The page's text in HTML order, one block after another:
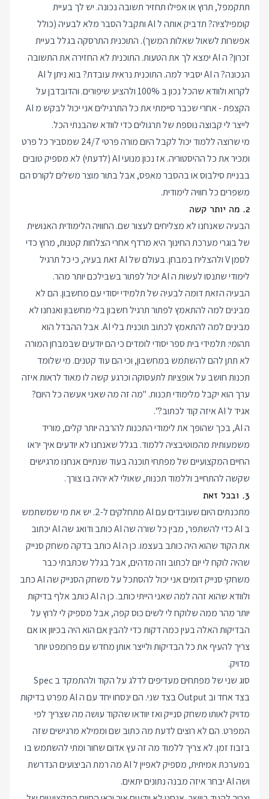
תתקמפל, תרוץ או אפילו תחזיר תשובה נכונה. יש לך בעיית
קומפילציה? תדביק אותה ל AI ותקבל הסבר מלא לבעיה (כולל
אפשרות לשאול שאלות המשך). התוכנית התרסקה בגלל בעיית
זכרון? ה AI ימצא לך את הטעות. התוכנית לא החזירה את התשובה
הנכונה? ה AI יסביר למה. התוכנית נראית עובדת? בוא ניתן ל AI
לקרוא ולוודא שהכל נכון ב 100% ולהציע שיפורים. והדובדבן על
הקצפת - אחרי שכבר סיימתי את כל התרגילים אני יכול לבקש מ AI
לייצר לי קבוצה נוספת של תרגולים כדי לוודא שהבנתי הכל.
מי שרוצה ללמוד יכול לקבל היום מורה פרטי 24/7 שמסביר כל פרט
ומכיר את כל ההיסטוריה. אז נכון מנועי AI (לדעתי) לא מספיק טובים
בבניית סילבוס או בהסבר מאפס, אבל בתור מוצר משלים לקורס הם
משפרים כל חוויה לימודית.
2. מה יותר קשה
הבעיה שאנחנו לא מצליחים לעצור שם. החוויה הלימודית האנושית
של בוגרי מערכת החינוך היא מרדף אחרי הצלחות קטנות, מרוץ כדי
לסמן V ולהצליח במבחן. בעולם של AI זאת בעיה, כי כל תרגיל
לימודי שתנסו לעשות ה AI יכול לפתור בשבילכם יותר מהר.
הבעיה הזאת דומה לבעיה של תלמידי יסודי עם מחשבון. הם לא
מבינים למה להתאמץ לפתור תרגיל חשבון בלי מחשבון ואנחנו לא
מבינים למה להתאמץ לכתוב תוכנית בלי AI. אבל ההבדל הוא
תהומי: תלמידי בית ספר יסודי לומדים כי הם יודעים שבמבחן המורה
לא תתן להם להשתמש במחשבון, וכי הם עוד קטנים. מי שלומד
תכנות חושב על אופציות לתעסוקה וכרגע קשה לו מאוד לראות איזה
ערך הוא יקבל מלימודי תכנות. "מה זה מה שאני אעשה כל היום?
אגיד ל AI איזה קוד לכתוב?".
ה AI, בכך שהופך את לימודי התכנות להרבה יותר קלים, מוריד
משמעותית מהמוטיבציה ללמוד. בגלל שאנחנו לא יודעים איך יראו
החיים המקצועיים של מפתחי תוכנה בעוד שנתיים אנחנו מרגישים
שקשה להתחייב וללמוד תכנות, שאולי לא יהיה בו צורך.
3. ובכל זאת
מתכנתים היום שעובדים עם AI מתחלקים ל-2. יש את מי שמשתמש
ב AI כדי להשתפר, מבין כל שורה שה AI כותב ודואג שה AI יכתוב
את הקוד שהוא היה כותב בעצמו. כן ה AI כותב בדקה משחק סנייק
שהיה לוקח לי יום לכתוב וזה מדהים, אבל בגלל שכתבתי כבר
משחקי סנייק דומים אני יכול להסתכל על משחק הסנייק שה AI כתב
ולוודא שהוא זהה למה שאני הייתי כותב. כן ה AI כותב אלף בדיקות
יותר מהר ממה שלוקח לי לשים כוס קפה, אבל מספיק לי לרוץ על
הבדיקות האלה בעין כמה דקות כדי להבין אם הוא היה בכיוון או אם
צריך להעיף את כל הבדיקות ולייצר אותן מחדש עם פרומפט יותר
מדויק.
סוג שני של מפתחים מעדיפים לדלג על הקוד ולהתמקד ב Spec
בצד אחד וב Output בצד שני. הם ינסחו יחד עם ה AI מפרט בדיקות
מדויק לאותו משחק סנייק ואז יוודאו שהקוד עושה מה שצריך לפי
המפרט. הם לא רוצים לדעת מה כתוב שם וממילא מרגישים שזה
בזבוז זמן. לא צריך ללמוד מה זה עץ אדום שחור ומתי להשתמש בו
במערכת אמיתית, מספיק לאפיין ל AI מה רמת הביצועים הנדרשת
ושה AI יבחר איזה מבנה נתונים יתאים.